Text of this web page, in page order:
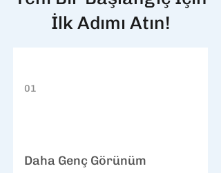
İlk Adımı Atın!
01
Daha Genç Görünüm